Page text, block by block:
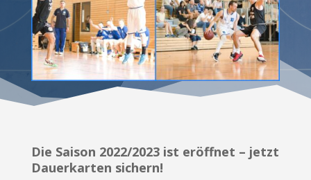
Die Saison 2022/2023 ist eröffnet – jetzt
Dauerkarten sichern!